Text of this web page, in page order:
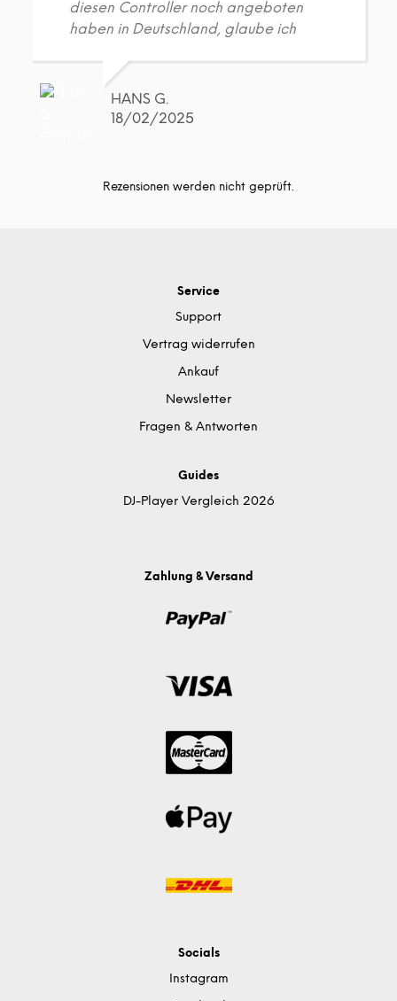
diesen Controller noch angeboten
haben in Deutschland, glaube ich
HANS G.
18/02/2025
Rezensionen werden nicht geprüft.
Service
Support
Vertrag widerrufen
Ankauf
Newsletter
Fragen & Antworten
Guides
DJ-Player Vergleich 2026
Zahlung & Versand
Socials
Instagram